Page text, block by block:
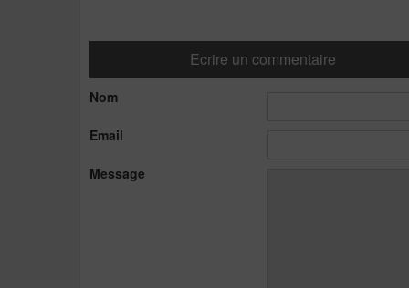
Ecrire un commentaire
Nom
Email
Message